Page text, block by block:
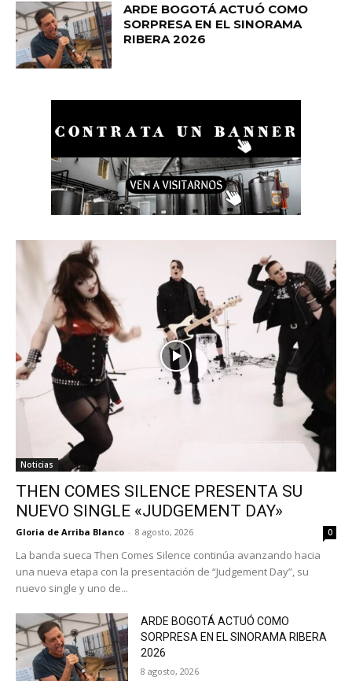
ARDE BOGOTÁ ACTUÓ COMO
SORPRESA EN EL SINORAMA
RIBERA 2026
Noticias
THEN COMES SILENCE PRESENTA SU
NUEVO SINGLE «JUDGEMENT DAY»
Gloria de Arriba Blanco - 8 agosto, 2026 0
La banda sueca Then Comes Silence continúa avanzando hacia
una nueva etapa con la presentación de “Judgement Day”, su
nuevo single y uno de...
ARDE BOGOTÁ ACTUÓ COMO
SORPRESA EN EL SINORAMA RIBERA
2026
8 agosto, 2026